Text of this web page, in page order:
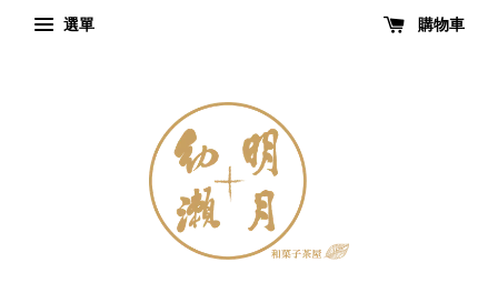
選單 購物車